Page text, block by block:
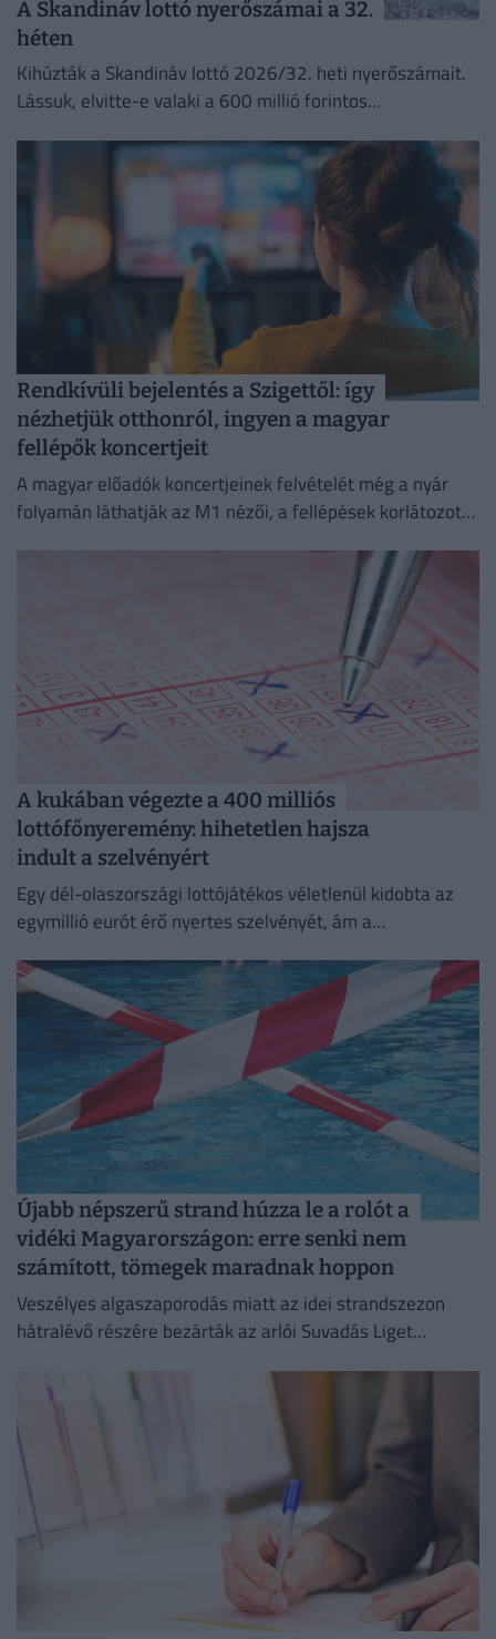
A Skandináv lottó nyerőszámai a 32.
héten
Kihúzták a Skandináv lottó 2026/32. heti nyerőszámait.
Lássuk, elvitte-e valaki a 600 millió forintos
Rendkívüli bejelentés a Szigettől: így
nézhetjük otthonról, ingyen a magyar
fellépők koncertjeit
A magyar előadók koncertjeinek felvételét még a nyár
folyamán láthatják az M1 nézői, a fellépések korlátozott
A kukában végezte a 400 milliós
lottófőnyeremény: hihetetlen hajsza
indult a szelvényért
Egy dél-olaszországi lottójátékos véletlenül kidobta az
egymillió eurót érő nyertes szelvényét, ám a
hulladékhegyben.
Újabb népszerű strand húzza le a rolót a
vidéki Magyarországon: erre senki nem
számított, tömegek maradnak hoppon
Veszélyes algaszaporodás miatt az idei strandszezon
hátralévő részére bezárták az arlói Suvadás Liget